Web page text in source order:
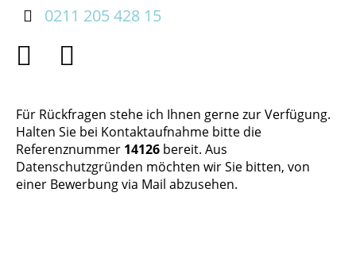

0211 205 428 15
 
Für Rückfragen stehe ich Ihnen gerne zur Verfügung.
Halten Sie bei Kontaktaufnahme bitte die
Referenznummer 14126 bereit. Aus
Datenschutzgründen möchten wir Sie bitten, von
einer Bewerbung via Mail abzusehen.